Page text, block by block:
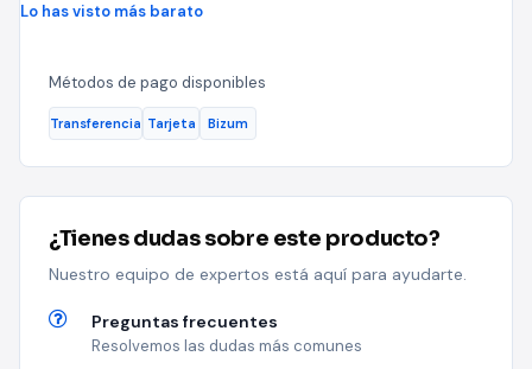
Lo has visto más barato
Métodos de pago disponibles
Transferencia Tarjeta Bizum
¿Tienes dudas sobre este producto?
Nuestro equipo de expertos está aquí para ayudarte.
Preguntas frecuentes
Resolvemos las dudas más comunes